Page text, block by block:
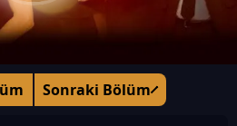
Sonraki Bölüm